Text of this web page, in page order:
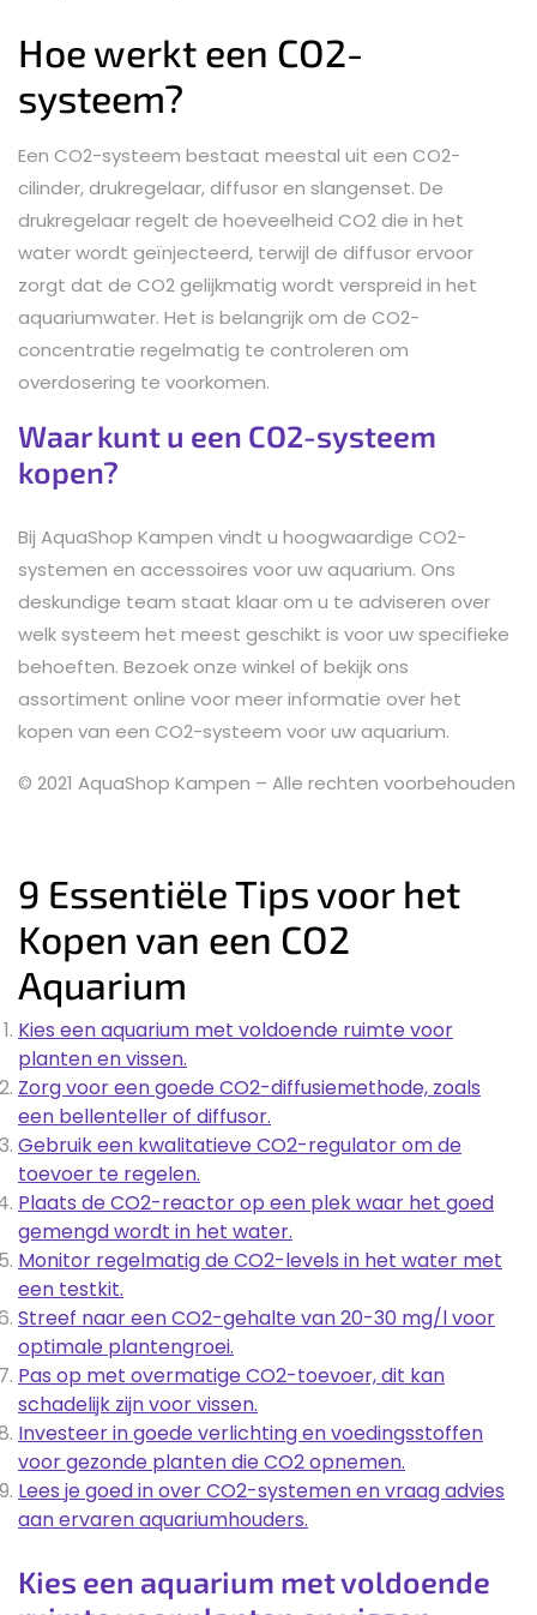
Hoe werkt een CO2-
systeem?
Een CO2-systeem bestaat meestal uit een CO2-
cilinder, drukregelaar, diffusor en slangenset. De
drukregelaar regelt de hoeveelheid CO2 die in het
water wordt geïnjecteerd, terwijl de diffusor ervoor
zorgt dat de CO2 gelijkmatig wordt verspreid in het
aquariumwater. Het is belangrijk om de CO2-
concentratie regelmatig te controleren om
overdosering te voorkomen.
Waar kunt u een CO2-systeem
kopen?
Bij AquaShop Kampen vindt u hoogwaardige CO2-
systemen en accessoires voor uw aquarium. Ons
deskundige team staat klaar om u te adviseren over
welk systeem het meest geschikt is voor uw specifieke
behoeften. Bezoek onze winkel of bekijk ons
assortiment online voor meer informatie over het
kopen van een CO2-systeem voor uw aquarium.
© 2021 AquaShop Kampen – Alle rechten voorbehouden
9 Essentiële Tips voor het
Kopen van een CO2
Aquarium
Kies een aquarium met voldoende ruimte voor
planten en vissen.
Zorg voor een goede CO2-diffusiemethode, zoals
een bellenteller of diffusor.
Gebruik een kwalitatieve CO2-regulator om de
toevoer te regelen.
Plaats de CO2-reactor op een plek waar het goed
gemengd wordt in het water.
Monitor regelmatig de CO2-levels in het water met
een testkit.
Streef naar een CO2-gehalte van 20-30 mg/l voor
optimale plantengroei.
Pas op met overmatige CO2-toevoer, dit kan
schadelijk zijn voor vissen.
Investeer in goede verlichting en voedingsstoffen
voor gezonde planten die CO2 opnemen.
Lees je goed in over CO2-systemen en vraag advies
aan ervaren aquariumhouders.
Kies een aquarium met voldoende